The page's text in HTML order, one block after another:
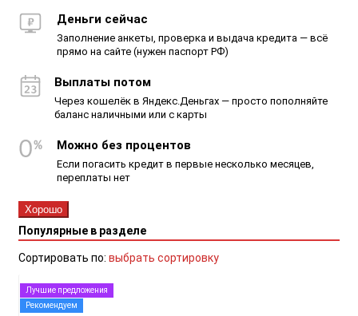
Деньги сейчас
Заполнение анкеты, проверка и выдача кредита — всё
прямо на сайте (нужен паспорт РФ)
Выплаты потом
Через кошелёк в Яндекс.Деньгах — просто пополняйте
баланс наличными или с карты
Можно без процентов
Если погасить кредит в первые несколько месяцев,
переплаты нет
Хорошо
Популярные в разделе
Сортировать по: выбрать сортировку
Лучшие предложения
Рекомендуем